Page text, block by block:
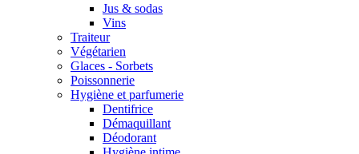
Jus & sodas
Vins
Traiteur
Végétarien
Glaces - Sorbets
Poissonnerie
Hygiène et parfumerie
Dentifrice
Démaquillant
Déodorant